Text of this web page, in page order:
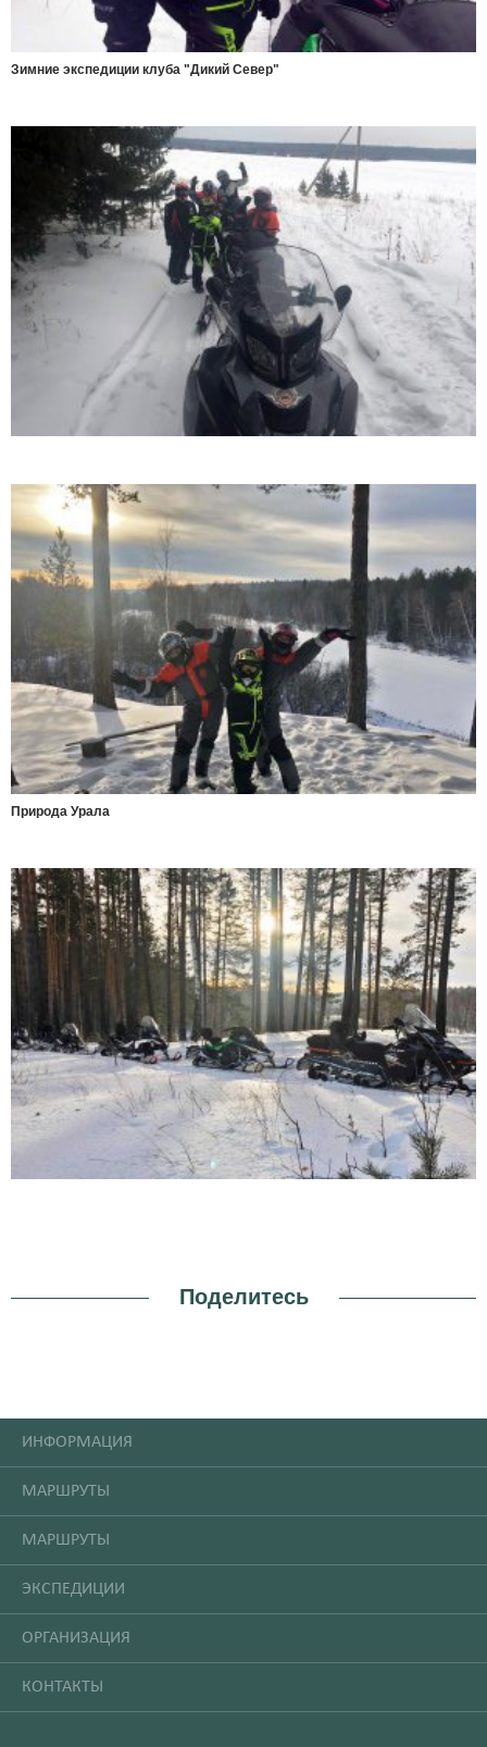
Зимние экспедиции клуба "Дикий Север"
Природа Урала
Поделитесь
ИНФОРМАЦИЯ
МАРШРУТЫ
МАРШРУТЫ
ЭКСПЕДИЦИИ
ОРГАНИЗАЦИЯ
КОНТАКТЫ